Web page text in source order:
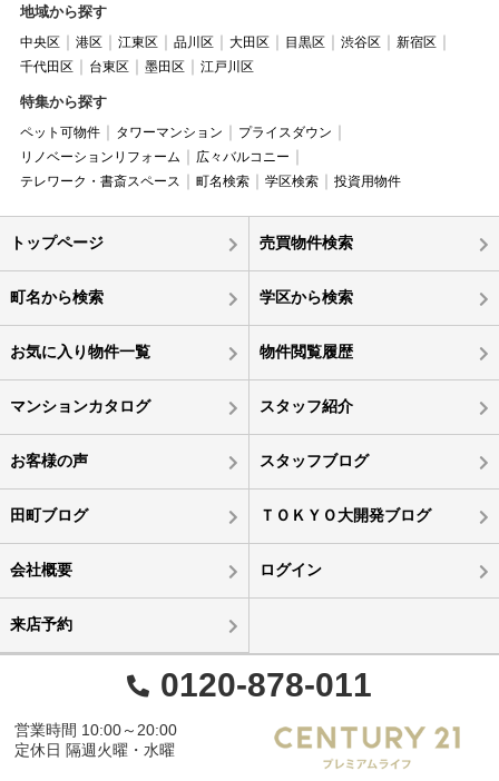
地域から探す
中央区 港区 江東区 品川区 大田区 目黒区 渋谷区
新宿区
千代田区
台東区 墨田区 江戸川区
特集から探す
ペット可物件 タワーマンション
プライスダウン
リノベーションリフォーム
広々バルコニー
テレワーク・書斎スペース
町名検索 学区検索 投資用物件
トップページ 売買物件検索
町名から検索 学区から検索
お気に入り物件一覧 物件閲覧履歴
マンションカタログ スタッフ紹介
お客様の声 スタッフブログ
田町ブログ ＴＯＫＹＯ大開発ブログ
会社概要 ログイン
来店予約
0120-878-011
営業時間 10:00～20:00
定休日 隔週火曜・水曜